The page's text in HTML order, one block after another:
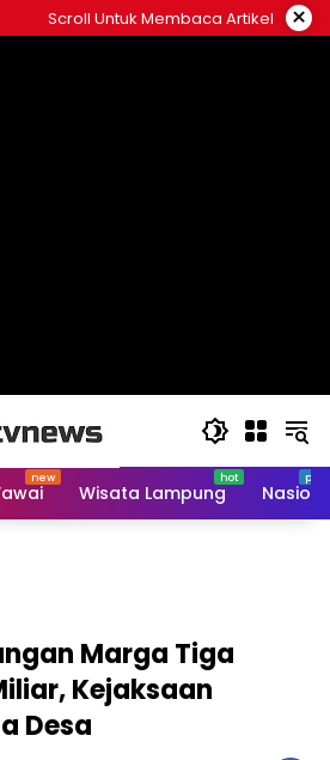
Scroll Untuk Membaca Artikel ×
Wisata Lampung
Marga Tiga
Kejaksaan
Desa